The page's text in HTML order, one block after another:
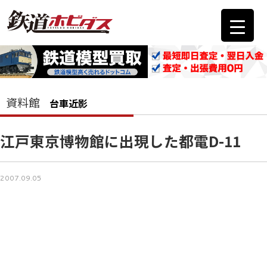
資料館 台車近影
江戸東京博物館に出現した都電D-11
2007.09.05